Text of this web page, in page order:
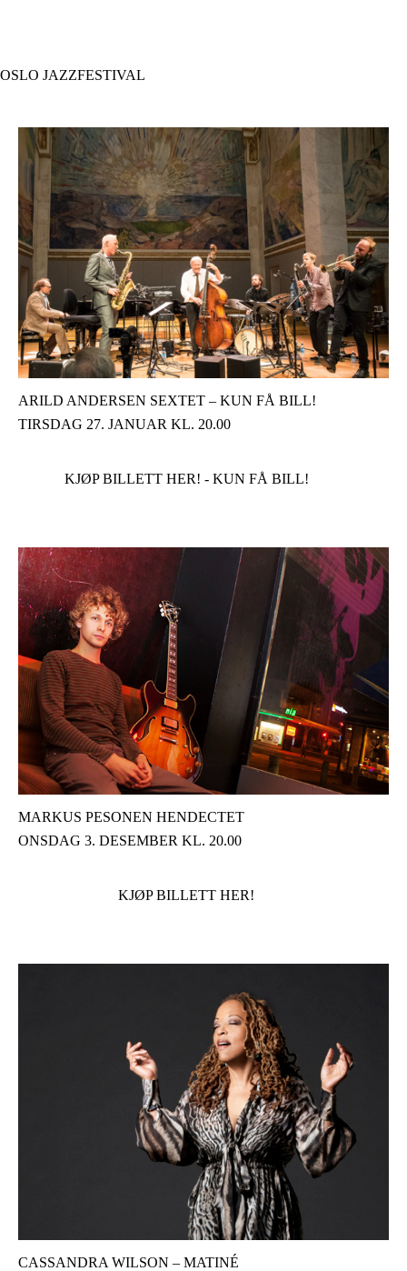
OSLO JAZZFESTIVAL
ARILD ANDERSEN SEXTET – KUN FÅ BILL!
TIRSDAG 27. JANUAR KL. 20.00
KJØP BILLETT HER! - KUN FÅ BILL!
MARKUS PESONEN HENDECTET
ONSDAG 3. DESEMBER KL. 20.00
KJØP BILLETT HER!
CASSANDRA WILSON – MATINÉ